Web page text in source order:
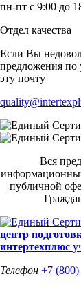
пн-пт с 9:00 до
Отдел качества
Если Вы
предложения по
эту почту
Вся
публичной
центр
интертехплюс
Телефон +7